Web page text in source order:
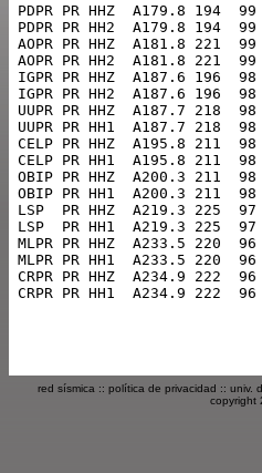
red sísmica :: política de privacidad :: univ.
copyright